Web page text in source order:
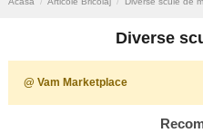
Diverse
@ Vam Marketplace